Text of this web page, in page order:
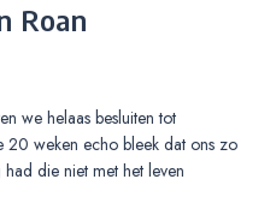
Roan
we helaas besluiten tot
20 weken echo bleek dat ons zo
die niet met het leven